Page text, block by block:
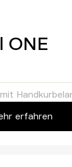
ONE
erfahren